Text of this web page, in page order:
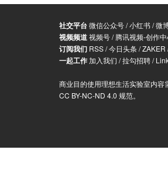
社交平台微信公众号/小红书/微
视频频道视频号/腾讯视频-创作
订阅我们 RSS/今日头条 /ZAKER
一起工作加入我们 /拉勾招聘/
商业目的使用理想生活实验室内
CC BY-NC-ND 4.0 规范。